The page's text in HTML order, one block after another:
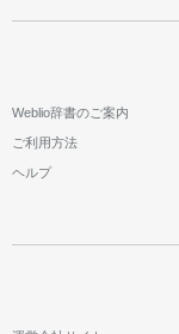
Weblio辞書のご案内
ご利用方法
ヘルプ